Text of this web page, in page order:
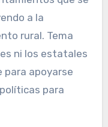
a la
rural. Tema
ni los estatales
para apoyarse
para